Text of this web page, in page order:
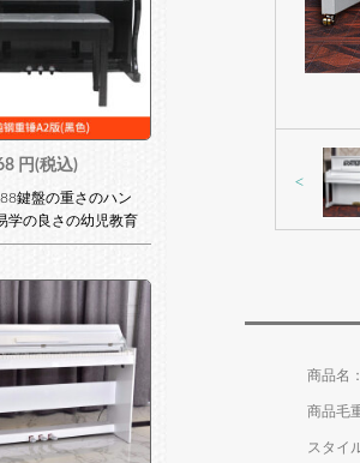
円(税込)
鍵盤の重さのハン
学の良さの幼児教育
庭用子供の初心者
の純粋な鋼A 2と明か
ハンマのキーボー
て漆黒をふりま
<
商品名
商品毛
スタイ